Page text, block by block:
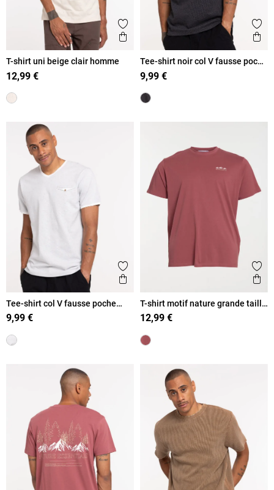
Ajouter aux favoris
Aperçu rapide
T-shirt uni beige clair homme
12,99 €
Tee-shirt noir col V fausse poche
homme
9,99 €
Ajouter aux favoris
Aperçu rapide
Tee-shirt col V fausse poche
homme
9,99 €
T-shirt motif nature grande taille
homme
12,99 €